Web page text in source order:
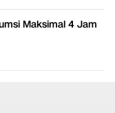
Maksimal 4 Jam